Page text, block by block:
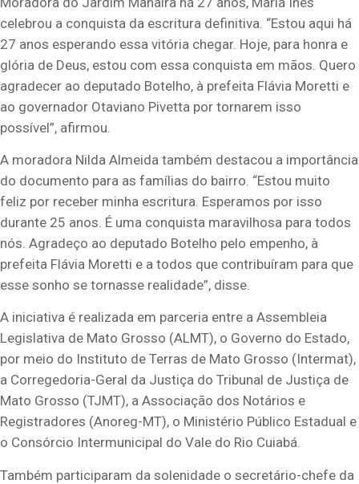
celebrou a conquista da escritura definitiva. “Estou aqui há
27 anos esperando essa vitória chegar. Hoje, para honra e
glória de Deus, estou com essa conquista em mãos. Quero
agradecer ao deputado Botelho, à prefeita Flávia Moretti e
ao governador Otaviano Pivetta por tornarem isso
possível”, afirmou.
A moradora Nilda Almeida também destacou a importância
do documento para as famílias do bairro. “Estou muito
feliz por receber minha escritura. Esperamos por isso
durante 25 anos. É uma conquista maravilhosa para todos
nós. Agradeço ao deputado Botelho pelo empenho, à
prefeita Flávia Moretti e a todos que contribuíram para que
esse sonho se tornasse realidade”, disse.
A iniciativa é realizada em parceria entre a Assembleia
Legislativa de Mato Grosso (ALMT), o Governo do Estado,
por meio do Instituto de Terras de Mato Grosso (Intermat),
a Corregedoria-Geral da Justiça do Tribunal de Justiça de
Mato Grosso (TJMT), a Associação dos Notários e
Registradores (Anoreg-MT), o Ministério Público Estadual e
o Consórcio Intermunicipal do Vale do Rio Cuiabá.
Também participaram da solenidade o secretário-chefe da